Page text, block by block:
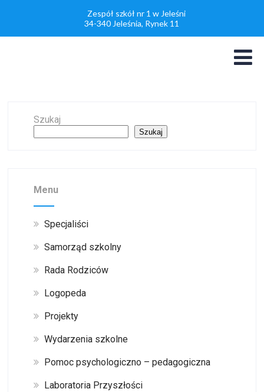
Zespół szkół nr 1 w Jeleśni
34-340 Jeleśnia, Rynek 11
Szukaj
Szukaj
Menu
Specjaliści
Samorząd szkolny
Rada Rodziców
Logopeda
Projekty
Wydarzenia szkolne
Pomoc psychologiczno – pedagogiczna
Laboratoria Przyszłości